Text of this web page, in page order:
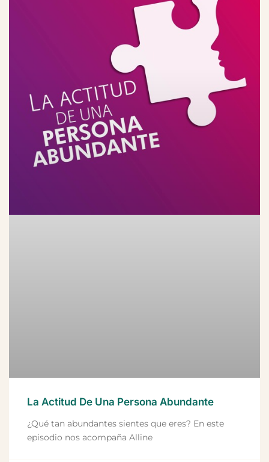
La Actitud De Una Persona Abundante
¿Qué tan abundantes sientes que eres? En este
episodio nos acompaña Alline